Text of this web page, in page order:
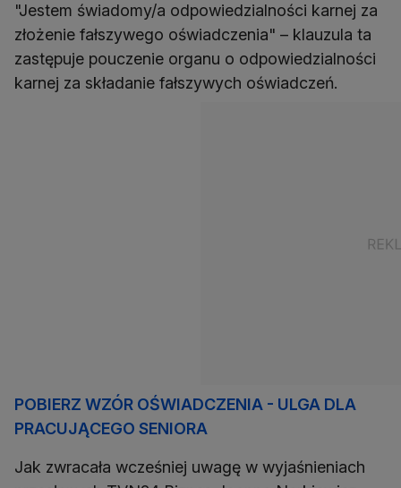
"Jestem świadomy/a odpowiedzialności karnej za
złożenie fałszywego oświadczenia" – klauzula ta
zastępuje pouczenie organu o odpowiedzialności
karnej za składanie fałszywych oświadczeń.
POBIERZ WZÓR OŚWIADCZENIA - ULGA DLA
PRACUJĄCEGO SENIORA
Jak zwracała wcześniej uwagę w wyjaśnieniach